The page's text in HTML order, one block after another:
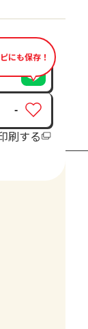
にも保存！
-
刷する